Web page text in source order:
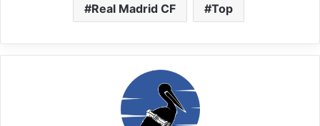
Real Madrid CF Top